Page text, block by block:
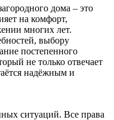
дома – это
на комфорт,
многих лет.
выбору
постепенного
не только отвечает
надёжным и
ситуаций. Все права